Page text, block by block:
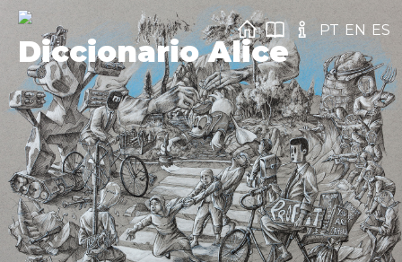
Diccionario Alice
PT EN ES